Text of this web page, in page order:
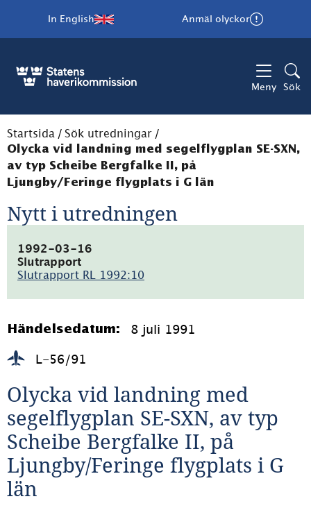
In English Anmäl olyckor
Meny Sök
Startsida / Sök utredningar /
Olycka vid landning med segelflygplan SE-SXN,
av typ Scheibe Bergfalke II, på
Ljungby/Feringe flygplats i G län
Nytt i utredningen
1992-03-16
Slutrapport
Slutrapport RL 1992:10
50.9kB)
Händelsedatum: 8 juli 1991
L-56/91
Olycka vid landning med
segelflygplan SE-SXN, av typ
Scheibe Bergfalke II, på
Ljungby/Feringe flygplats i G
län